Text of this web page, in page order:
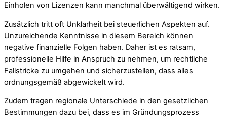
Einholen von Lizenzen kann manchmal überwältigend wirken.
Zusätzlich tritt oft Unklarheit bei steuerlichen Aspekten auf.
Unzureichende Kenntnisse in diesem Bereich können
negative finanzielle Folgen haben. Daher ist es ratsam,
professionelle Hilfe in Anspruch zu nehmen, um rechtliche
Fallstricke zu umgehen und sicherzustellen, dass alles
ordnungsgemäß abgewickelt wird.
Zudem tragen regionale Unterschiede in den gesetzlichen
Bestimmungen dazu bei, dass es im Gründungsprozess